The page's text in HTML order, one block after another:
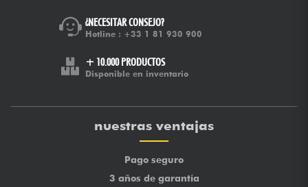
¿NECESITAR CONSEJO?
Hotline : +33 1 81 930 900
+ 10.000 PRODUCTOS
Disponible en inventario
nuestras ventajas
Pago seguro
3 años de garantía